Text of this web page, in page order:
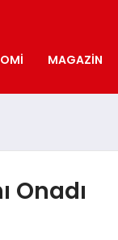
MAGAZIN
Onadı